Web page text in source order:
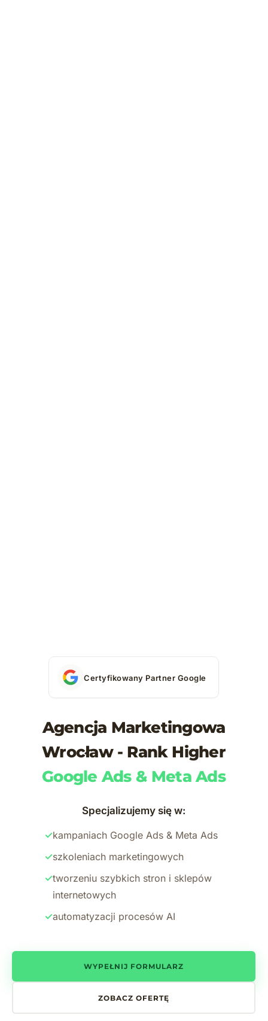
Certyfikowany Partner Google
Agencja Marketingowa
Wrocław - Rank Higher
Google Ads & Meta Ads
Specjalizujemy się w:
✓kampaniach Google Ads & Meta Ads
✓szkoleniach marketingowych
✓tworzeniu szybkich stron i sklepów
internetowych
✓automatyzacji procesów AI
WYPEŁNIJ FORMULARZ
ZOBACZ OFERTĘ